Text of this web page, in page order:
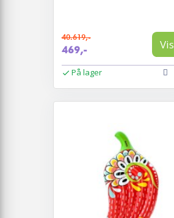
40.619,-
469,- Vis
På lager